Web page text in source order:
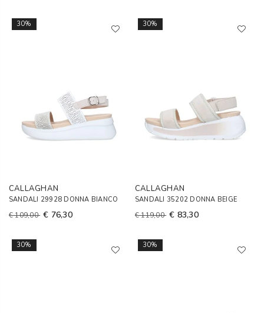
30%
CALLAGHAN
SANDALI 29928 DONNA BIANCO
€ 109,00 € 76,30
30%
CALLAGHAN
SANDALI 35202 DONNA BEIGE
€ 119,00 € 83,30
30% 30%